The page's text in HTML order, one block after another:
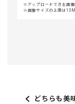
アップロードできる
画像サイズの上限は
どちらも美